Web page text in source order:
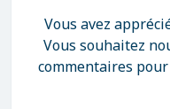
Vous avez
Vous souhaitez
commentaires